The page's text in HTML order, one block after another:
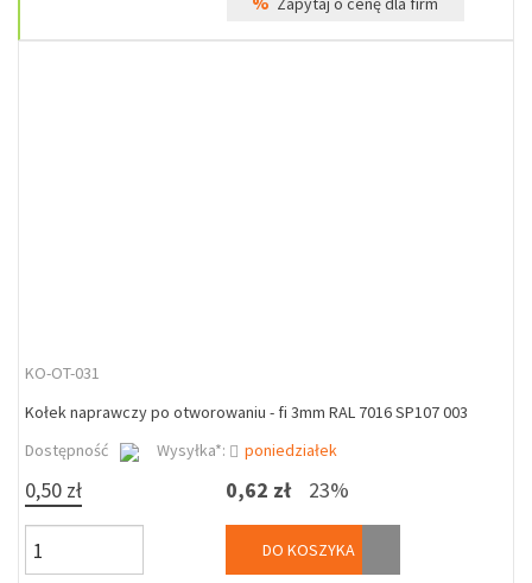
KO-OT-031
Kołek naprawczy po otworowaniu - fi 3mm RAL 7016 SP107 003
Dostępność
Wysyłka*: poniedziałek
0,50 zł 0,62 zł 23%
DO KOSZYKA